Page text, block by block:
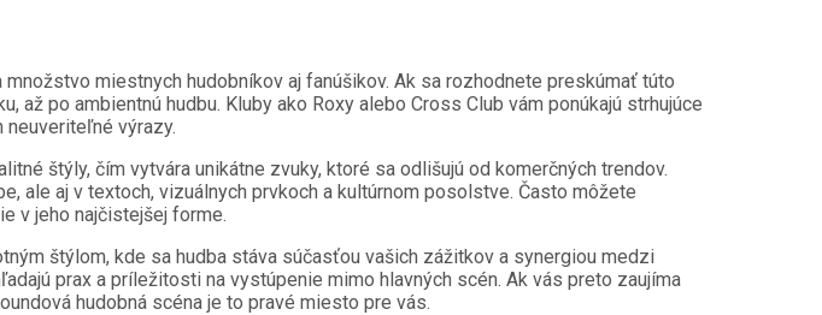
miestnych hudobníkov aj fanúšikov. Ak sa rozhodnete preskúmať túto
po ambientnú hudbu. Kluby ako Roxy alebo Cross Club vám ponúkajú strhujúce
výrazy.
štýly, čím vytvára unikátne zvuky, ktoré sa odlišujú od komerčných trendov.
ale aj v textoch, vizuálnych prvkoch a kultúrnom posolstve. Často môžete
v jeho najčistejšej forme.
štýlom, kde sa hudba stáva súčasťou vašich zážitkov a synergiou medzi
prax a príležitosti na vystúpenie mimo hlavných scén. Ak vás preto zaujíma
hudobná scéna je to pravé miesto pre vás.